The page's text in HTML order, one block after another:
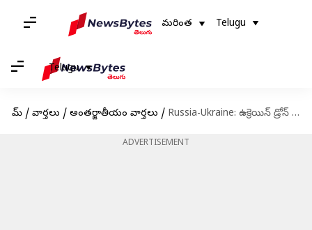
మరింత Telugu
Telugu
హోమ్ / వార్తలు / అంతర్జాతీయం వార్తలు / Russia-Ukraine: ఉక్రెయిన్ డ్రోన్ దాడి.. మాస్కోలో 4 విమానాశ్రయాల మూసివేత!
ADVERTISEMENT